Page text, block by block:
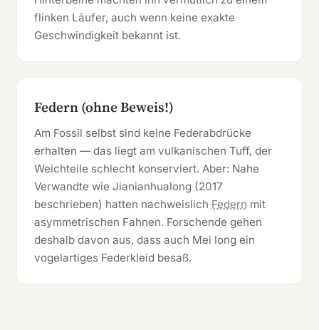
flinken Läufer, auch wenn keine exakte
Geschwindigkeit bekannt ist.
Federn (ohne Beweis!)
Am Fossil selbst sind keine Federabdrücke
erhalten — das liegt am vulkanischen Tuff, der
Weichteile schlecht konserviert. Aber: Nahe
Verwandte wie Jianianhualong (2017
beschrieben) hatten nachweislich Federn mit
asymmetrischen Fahnen. Forschende gehen
deshalb davon aus, dass auch Mei long ein
vogelartiges Federkleid besaß.